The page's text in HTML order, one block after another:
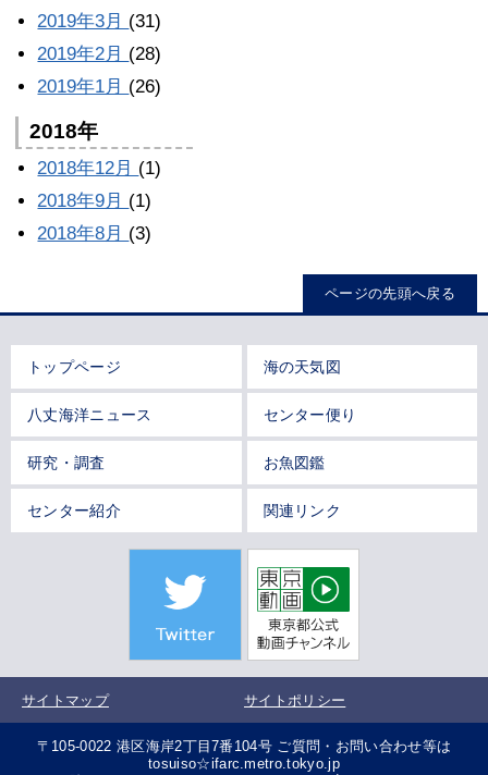
2019年3月 (31)
2019年2月 (28)
2019年1月 (26)
2018年
2018年12月 (1)
2018年9月 (1)
2018年8月 (3)
ページの先頭へ戻る
トップページ 海の天気図
八丈海洋ニュース センター便り
研究・調査 お魚図鑑
センター紹介 関連リンク
サイトマップ サイトポリシー
〒105-0022 港区海岸2丁目7番104号 ご質問・お問い合わせ等は
tosuiso☆ifarc.metro.tokyo.jp